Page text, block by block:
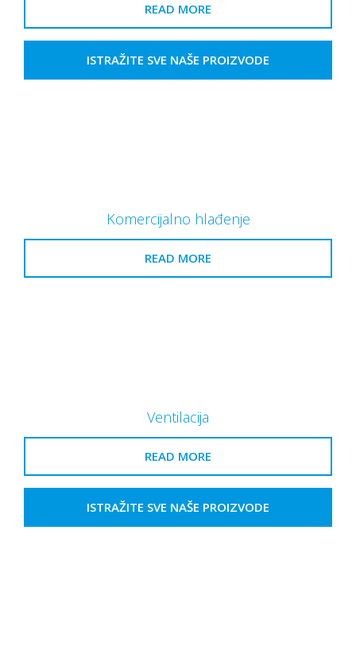
READ MORE
ISTRAŽITE SVE NAŠE PROIZVODE
Komercijalno hlađenje
READ MORE
Ventilacija
READ MORE
ISTRAŽITE SVE NAŠE PROIZVODE